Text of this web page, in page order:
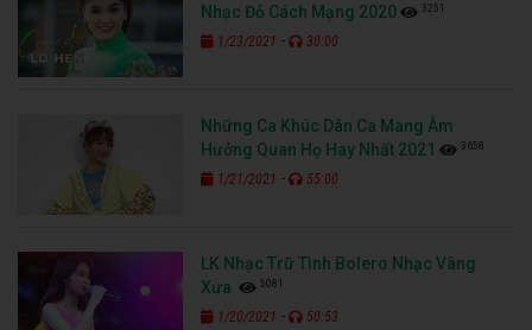
Nhạc Đỏ Cách Mạng 2020
3251
1/23/2021 - 30:00
Những Ca Khúc Dân Ca Mang Âm
Hưởng Quan Họ Hay Nhất 2021
3658
1/21/2021 - 55:00
LK Nhạc Trữ Tình Bolero Nhạc Vàng
Xưa
5081
1/20/2021 - 50:53